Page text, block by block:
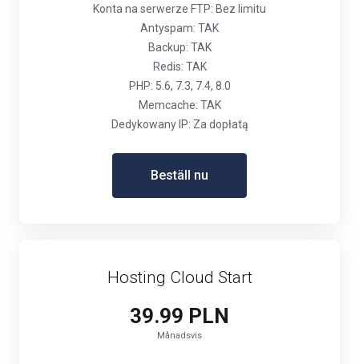
Konta na serwerze FTP: Bez limitu
Antyspam: TAK
Backup: TAK
Redis: TAK
PHP: 5.6, 7.3, 7.4, 8.0
Memcache: TAK
Dedykowany IP: Za dopłatą
Beställ nu
Hosting Cloud Start
39.99 PLN
Månadsvis